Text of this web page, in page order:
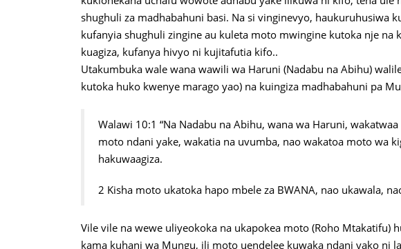
shughuli za madhabahuni basi. Na si vinginevyo, haukuruhusiwa
kufanyia shughuli zingine au kuleta moto mwingine kutoka nje na
kuagiza, kufanya hivyo ni kujitafutia kifo..
Utakumbuka wale wana wawili wa Haruni (Nadabu na Abihu)
kutoka huko kwenye marago yao) na kuingiza madhabahuni pa
Walawi 10:1 “Na Nadabu na Abihu, wana wa Haruni,
moto ndani yake, wakatia na uvumba, nao wakatoa moto wa
hakuwaagiza.
2 Kisha moto ukatoka hapo mbele za BWANA, nao ukawala,
Vile vile na wewe uliyeokoka na ukapokea moto (Roho Mtakatifu)
kama kuhani wa Mungu, ili moto uendelee kuwaka ndani yako ni